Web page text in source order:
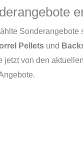
Sonderangebote
Pellets und
jetzt von den